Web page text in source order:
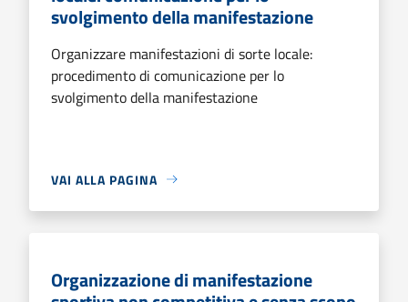
svolgimento della manifestazione
Organizzare manifestazioni di sorte locale:
procedimento di comunicazione per lo
svolgimento della manifestazione
VAI ALLA PAGINA
Organizzazione di manifestazione